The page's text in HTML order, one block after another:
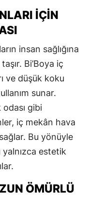
İÇIN
insan sağlığına
Bi’Boya iç
ve düşük koku
sunar.
gibi
iç mekân hava
Bu yönüyle
yalnızca estetik
ÖMÜRLÜ